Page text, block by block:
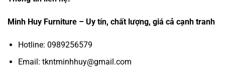
Minh Huy Furniture – Uy tín, chất lượng, giá cả cạnh tranh
Hotline: 0989256579
Email: tkntminhhuy@gmail.com